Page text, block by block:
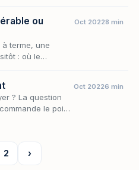
ou
terme, une
: où le
Oct 20228 min
? La question
le point
Oct 20226 min
2 ›